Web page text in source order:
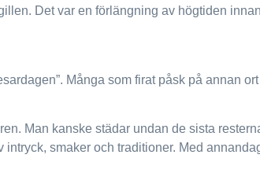
Det var en förlängning av högtiden
Många som firat påsk på annan
Man kanske städar undan de sista
smaker och traditioner. Med